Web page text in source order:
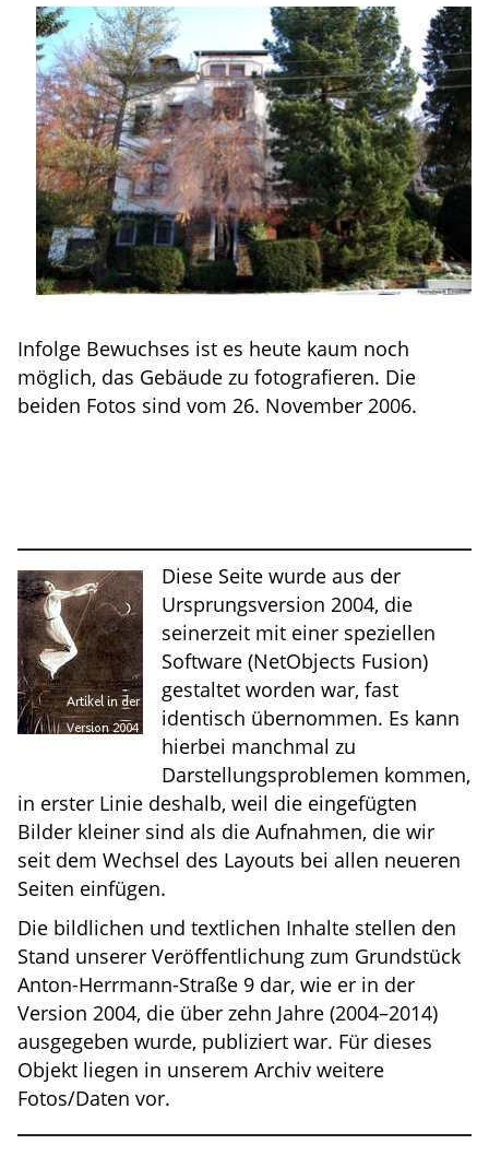
Infolge Bewuchses ist es heute kaum noch
möglich, das Gebäude zu fotografieren. Die
beiden Fotos sind vom 26. November 2006.
Diese Seite wurde aus der
Ursprungsversion 2004, die
seinerzeit mit einer speziellen
Software (NetObjects Fusion)
gestaltet worden war, fast
identisch übernommen. Es kann
hierbei manchmal zu
Darstellungsproblemen kommen,
in erster Linie deshalb, weil die eingefügten
Bilder kleiner sind als die Aufnahmen, die wir
seit dem Wechsel des Layouts bei allen neueren
Seiten einfügen.
Die bildlichen und textlichen Inhalte stellen den
Stand unserer Veröffentlichung zum Grundstück
Anton-Herrmann-Straße 9 dar, wie er in der
Version 2004, die über zehn Jahre (2004–2014)
ausgegeben wurde, publiziert war. Für dieses
Objekt liegen in unserem Archiv weitere
Fotos/Daten vor.